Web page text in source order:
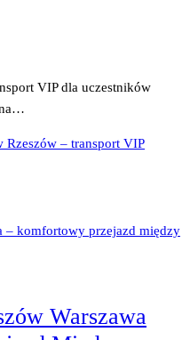
VIP dla uczestników
Rzeszów – transport VIP
Warszawa